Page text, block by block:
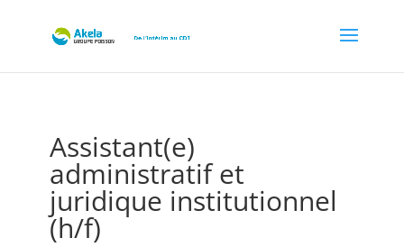
Assistant(e)
administratif et
juridique institutionnel
(h/f)